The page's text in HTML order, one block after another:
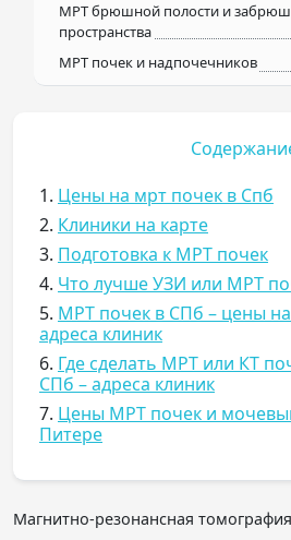
МРТ брюшной полости и
пространства
МРТ почек и надпочечников
1. Цены на мрт почек в Спб
2. Клиники на карте
3. Подготовка к МРТ почек
4. Что лучше УЗИ или МРТ
5. МРТ почек в СПб – цены
адреса клиник
6. Где сделать МРТ или КТ
СПб – адреса клиник
7. Цены МРТ почек и
Питере
Магнитно-резонансная